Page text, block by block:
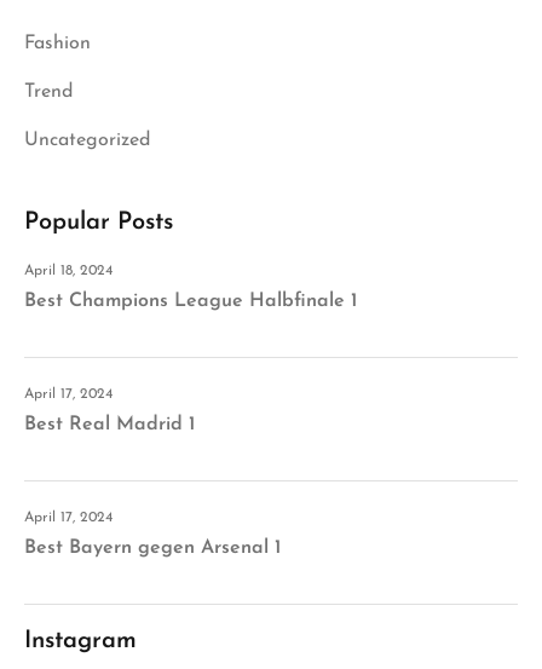
Fashion
Trend
Uncategorized
Popular Posts
April 18, 2024
Best Champions League Halbfinale 1
April 17, 2024
Best Real Madrid 1
April 17, 2024
Best Bayern gegen Arsenal 1
Instagram